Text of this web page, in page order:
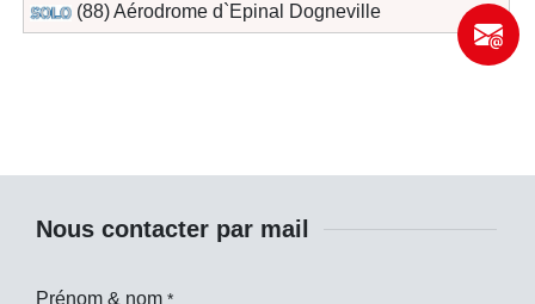
(88) Aérodrome d`Epinal Dogneville
Nous contacter par mail
Prénom & nom *